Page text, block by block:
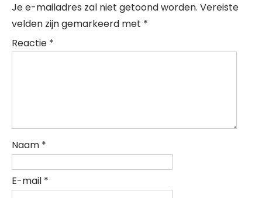
Je e-mailadres zal niet getoond worden. Vereiste
velden zijn gemarkeerd met *
Reactie *
Naam *
E-mail *